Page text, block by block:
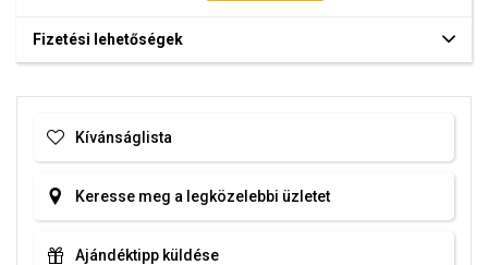
Fizetési lehetőségek
Kívánságlista
Keresse meg a legközelebbi üzletet
Ajándéktipp küldése